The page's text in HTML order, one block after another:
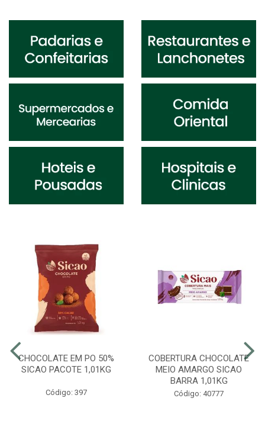
CHOCOLATE EM PO 50%
SICAO PACOTE 1,01KG
Código: 397
COBERTURA CHOCOLATE
MEIO AMARGO SICAO
BARRA 1,01KG
Código: 40777